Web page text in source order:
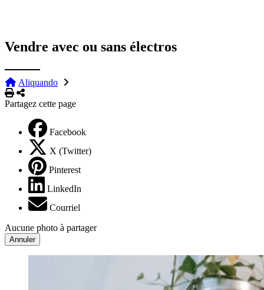
Vendre avec ou sans électros
Aliquando
Imprimer
Partager
Partagez cette page
Facebook
X (Twitter)
Pinterest
LinkedIn
Courriel
Aucune photo à partager
Annuler